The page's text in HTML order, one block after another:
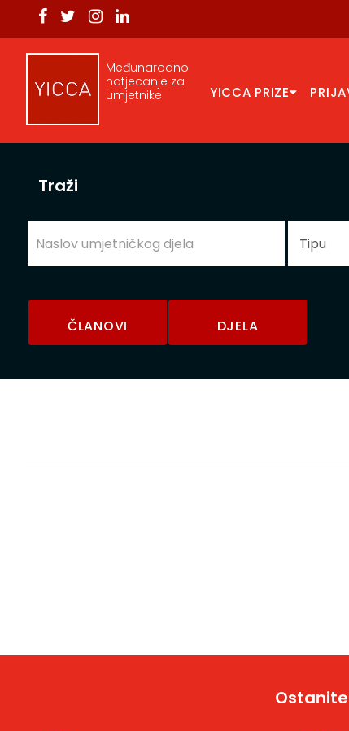
Međunarodno
natjecanje za
umjetnike
YICCA PRIZE
Traži
ČLANOVI DJELA